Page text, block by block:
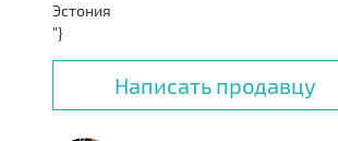
Эстония
"}
Написать продавцу